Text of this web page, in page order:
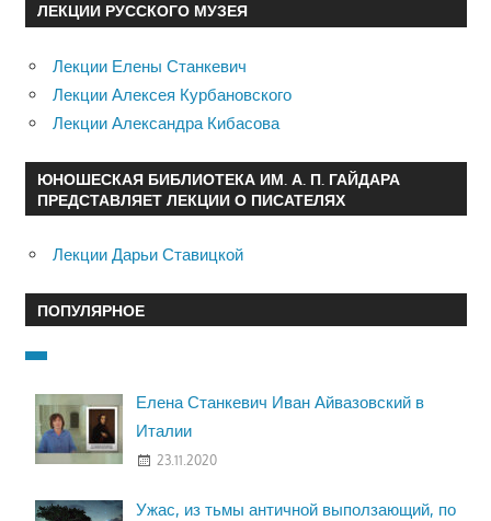
ЛЕКЦИИ РУССКОГО МУЗЕЯ
Лекции Елены Станкевич
Лекции Алексея Курбановского
Лекции Александра Кибасова
ЮНОШЕСКАЯ БИБЛИОТЕКА ИМ. А. П. ГАЙДАРА
ПРЕДСТАВЛЯЕТ ЛЕКЦИИ О ПИСАТЕЛЯХ
Лекции Дарьи Ставицкой
ПОПУЛЯРНОЕ
Елена Станкевич Иван Айвазовский в
Италии
23.11.2020
Ужас, из тьмы античной выползающий, по